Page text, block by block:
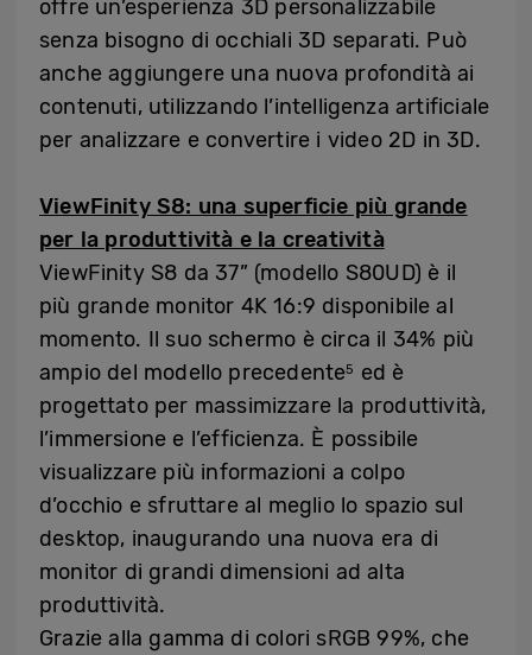
offre un’esperienza 3D personalizzabile
senza bisogno di occhiali 3D separati. Può
anche aggiungere una nuova profondità ai
contenuti, utilizzando l’intelligenza artificiale
per analizzare e convertire i video 2D in 3D.
ViewFinity S8: una superficie più grande
per la produttività e la creatività
ViewFinity S8 da 37” (modello S80UD) è il
più grande monitor 4K 16:9 disponibile al
momento. Il suo schermo è circa il 34% più
ampio del modello precedente5
ed è
progettato per massimizzare la produttività,
l’immersione e l’efficienza. È possibile
visualizzare più informazioni a colpo
d’occhio e sfruttare al meglio lo spazio sul
desktop, inaugurando una nuova era di
monitor di grandi dimensioni ad alta
produttività.
Grazie alla gamma di colori sRGB 99%, che